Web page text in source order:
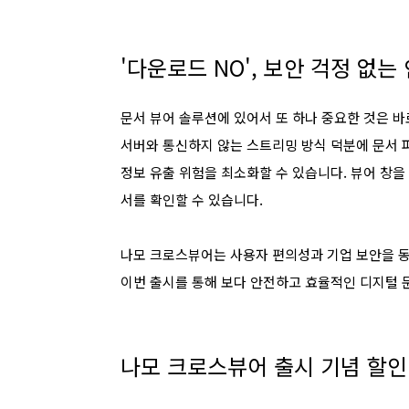
'다운로드 NO', 보안 걱정 없는
문서 뷰어 솔루션에 있어서 또 하나 중요한 것은
서버와 통신하지 않는 스트리밍 방식 덕분에 문서
정보 유출 위험을 최소화할 수 있습니다. 뷰어 창
서를 확인할 수 있습니다.
나모 크로스뷰어는 사용자 편의성과 기업 보안을
이번 출시를 통해 보다 안전하고 효율적인 디지털
나모 크로스뷰어 출시 기념 할